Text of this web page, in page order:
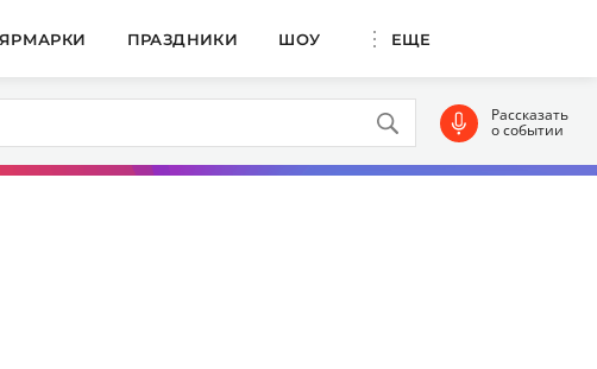
ЯРМАРКИ ПРАЗДНИКИ ШОУ ЕЩЕ
Рассказать
о событии